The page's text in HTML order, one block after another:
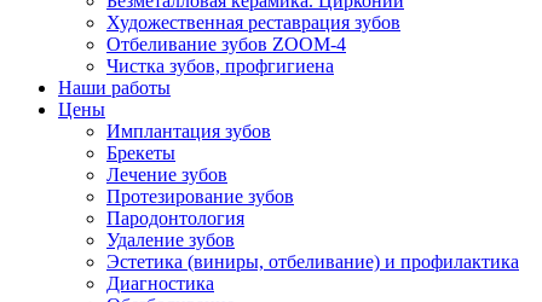
Художественная реставрация зубов
Отбеливание зубов ZOOM-4
Чистка зубов, профгигиена
Наши работы
Цены
Имплантация зубов
Брекеты
Лечение зубов
Протезирование зубов
Пародонтология
Удаление зубов
Эстетика (виниры, отбеливание) и профилактика
Диагностика